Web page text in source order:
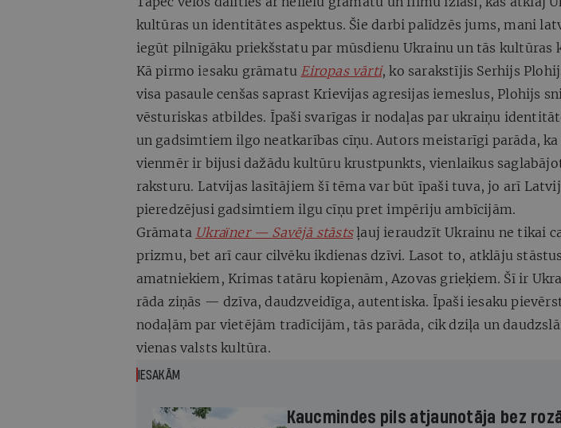
kultūras un identitātes aspektus. Šie darbi palīdzēs jums, mani
iegūt pilnīgāku priekšstatu par mūsdienu Ukrainu un tās kultūras
Kā pirmo iesaku grāmatu Eiropas vārti, ko sarakstījis Serhijs
visa pasaule cenšas saprast Krievijas agresijas iemeslus, Plohijs
vēsturiskas atbildes. Īpaši svarīgas ir nodaļas par ukraiņu
un gadsimtiem ilgo neatkarības cīņu. Autors meistarīgi parāda, ka
vienmēr ir bijusi dažādu kultūru krustpunkts, vienlaikus
raksturu. Latvijas lasītājiem šī tēma var būt īpaši tuva, jo arī
pieredzējusi gadsimtiem ilgu cīņu pret impēriju ambīcijām.
Grāmata Ukraїner — Savējā stāstsļauj ieraudzīt Ukrainu ne tikai
prizmu, bet arī caur cilvēku ikdienas dzīvi. Lasot to, atklāju
amatniekiem, Krimas tatāru kopienām, Azovas grieķiem. Šī ir
rāda ziņās — dzīva, daudzveidīga, autentiska. Īpaši iesaku
nodaļām par vietējām tradīcijām, tās parāda, cik dziļa un
vienas valsts kultūra.
IESAKĀM
Kaucmindes pils atjaunotāja bez